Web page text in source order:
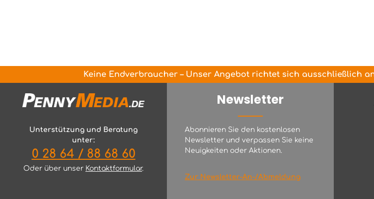
Keine Endverbraucher – Unser Angebot richtet sich ausschließlich
Unterstützung und Beratung
unter:
0 28 64 / 88 68 60
Oder über unser Kontaktformular.
Newsletter
Abonnieren Sie den kostenlosen
Newsletter und verpassen Sie keine
Neuigkeiten oder Aktionen.
Zur Newsletter-An-/Abmeldung